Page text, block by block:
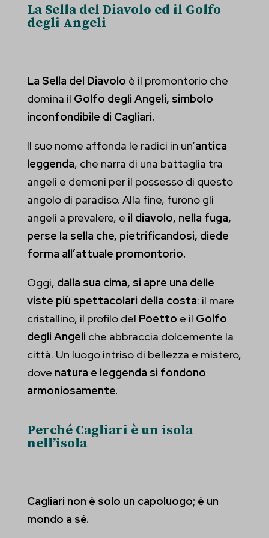
La Sella del Diavolo ed il Golfo
degli Angeli
La Sella del Diavolo è il promontorio che
domina il Golfo degli Angeli, simbolo
inconfondibile di Cagliari.
Il suo nome affonda le radici in un’antica
leggenda, che narra di una battaglia tra
angeli e demoni per il possesso di questo
angolo di paradiso. Alla fine, furono gli
angeli a prevalere, e il diavolo, nella fuga,
perse la sella che, pietrificandosi, diede
forma all’attuale promontorio.
Oggi, dalla sua cima, si apre una delle
viste più spettacolari della costa: il mare
cristallino, il profilo del Poetto e il Golfo
degli Angeli che abbraccia dolcemente la
città. Un luogo intriso di bellezza e mistero,
dove natura e leggenda si fondono
armoniosamente.
Perché Cagliari è un isola
nell’isola
Cagliari non è solo un capoluogo; è un
mondo a sé.
wp-settings-time-*
esplicitamente categorizzati.
et-pb-recent-items-button-decoration-button--icon-placement
et-pb-recent-items-button-decoration-font-font--weight
et-pb-recent-items-button-innerContent--linkTarget
et-pb-recent-items-content-decoration-bodyFont-body-font--
et-pb-recent-items-content-decoration-headingFont-h2-font--
et-pb-recent-items-dynamic-content-select-post_id
et-pb-recent-items-fieldItem-advanced-type
et-pb-recent-items-font
et-pb-recent-items-image-advanced-orientation
et-pb-recent-items-image-innerContent--linkTarget
et-pb-recent-items-menu-advanced-menuId
et-pb-recent-items-module-advanced-fullwidth